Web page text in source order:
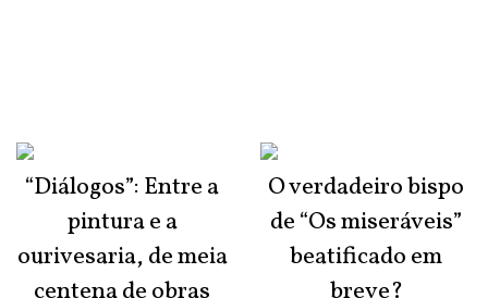
“Diálogos”: Entre a
pintura e a
ourivesaria, de meia
O verdadeiro bispo
de “Os miseráveis”
beatificado em